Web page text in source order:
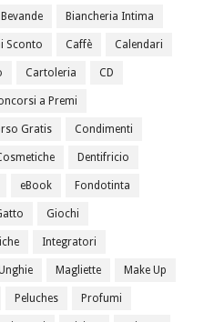
Bevande Biancheria Intima
Sconto Caffè Calendari
Cartoleria CD
a Premi
Gratis Condimenti
Dentifricio
eBook Fondotinta
Giochi
Integratori
Magliette Make Up
Peluches Profumi